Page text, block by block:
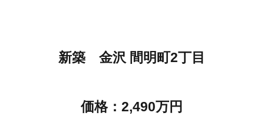
新築 金沢 間明町2丁目
価格：2,490万円